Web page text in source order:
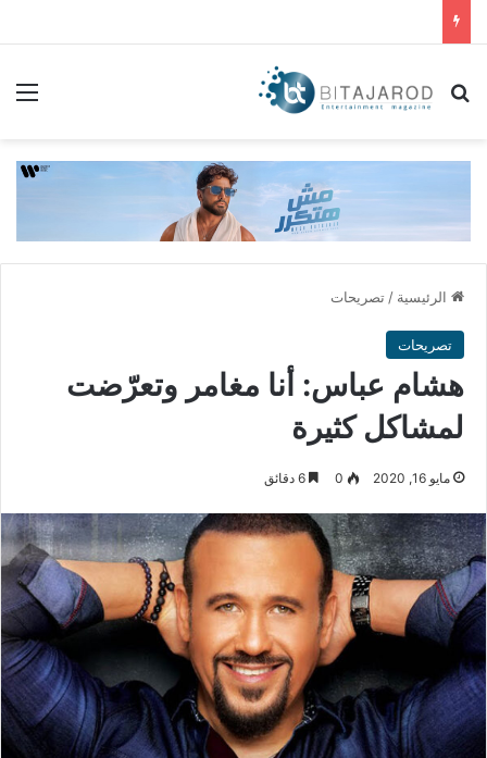
بحث عن
الرئيسية / تصريحات
تصريحات
هشام عباس: أنا مغامر وتعرّضت
لمشاكل كثيرة
مايو 16, 2020 0